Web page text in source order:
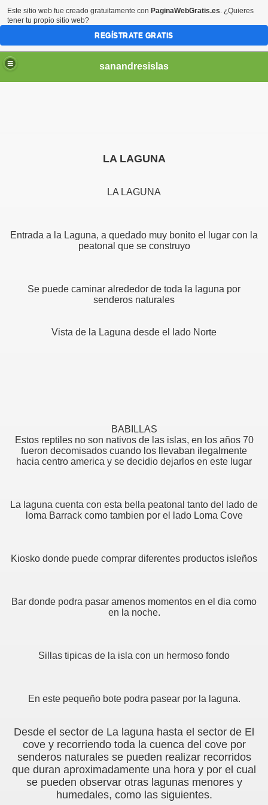
sanandresislas
LA LAGUNA
LA LAGUNA
Entrada a la Laguna, a quedado muy bonito el lugar con la
peatonal que se construyo
Se puede caminar alrededor de toda la laguna por
senderos naturales
Vista de la Laguna desde el lado Norte
BABILLAS
Estos reptiles no son nativos de las islas, en los años 70
fueron decomisados cuando los llevaban ilegalmente
hacia centro america y se decidio dejarlos en este lugar
La laguna cuenta con esta bella peatonal tanto del lado de
loma Barrack como tambien por el lado Loma Cove
Kiosko donde puede comprar diferentes productos isleños
Bar donde podra pasar amenos momentos en el dia como
en la noche.
Sillas tipicas de la isla con un hermoso fondo
En este pequeño bote podra pasear por la laguna.
Desde el sector de La laguna hasta el sector de El
cove y recorriendo toda la cuenca del cove por
senderos naturales se pueden realizar recorridos
que duran aproximadamente una hora y por el cual
se pueden observar otras lagunas menores y
humedales, como las siguientes.
Este sitio web fue creado gratuitamente con PaginaWebGratis.es. ¿Quieres
tener tu propio sitio web?
REGÍSTRATE GRATIS